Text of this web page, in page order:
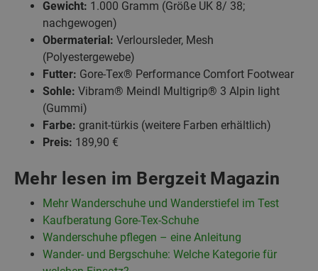
Gewicht: 1.000 Gramm (Größe UK 8/ 38;
nachgewogen)
Obermaterial: Verloursleder, Mesh
(Polyestergewebe)
Futter: Gore-Tex® Performance Comfort Footwear
Sohle: Vibram® Meindl Multigrip® 3 Alpin light
(Gummi)
Farbe: granit-türkis (weitere Farben erhältlich)
Preis: 189,90 €
Mehr lesen im Bergzeit Magazin
Mehr Wanderschuhe und Wanderstiefel im Test
Kaufberatung Gore-Tex-Schuhe
Wanderschuhe pflegen – eine Anleitung
Wander- und Bergschuhe: Welche Kategorie für